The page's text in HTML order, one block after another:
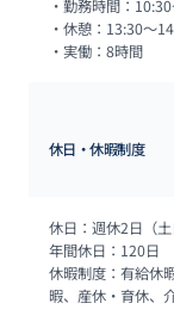
・勤務時間：
・休憩：13:30～
・実働：8時間
休日・休暇制度
休日：週休2日（土
年間休日：120日
休暇制度：有給休
暇、産休・育休、